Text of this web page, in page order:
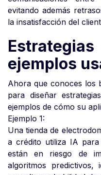
evitando además
la insatisfacción del
ejemplos
Ahora que conoces los
para diseñar
ejemplos de cómo su
Ejemplo 1:
Una tienda de
a crédito utiliza IA
están en riesgo de
algoritmos predictivos,